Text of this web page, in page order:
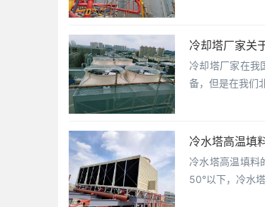
冷却塔厂家关
冷却塔厂家在我
备，但是在我们
冷水塔高温填
冷水塔高温填料
50°以下，冷水